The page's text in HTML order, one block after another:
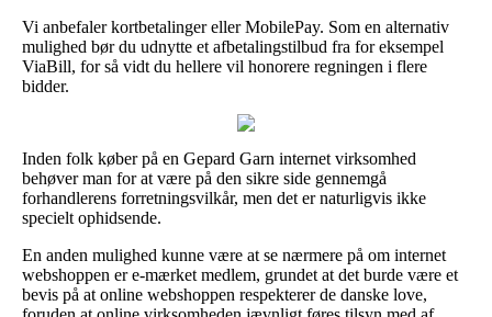
Vi anbefaler kortbetalinger eller MobilePay. Som en alternativ
mulighed bør du udnytte et afbetalingstilbud fra for eksempel
ViaBill, for så vidt du hellere vil honorere regningen i flere
bidder.
Inden folk køber på en Gepard Garn internet virksomhed
behøver man for at være på den sikre side gennemgå
forhandlerens forretningsvilkår, men det er naturligvis ikke
specielt ophidsende.
En anden mulighed kunne være at se nærmere på om internet
webshoppen er e-mærket medlem, grundet at det burde være et
bevis på at online webshoppen respekterer de danske love,